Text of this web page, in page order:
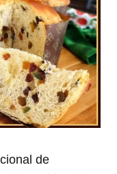
de